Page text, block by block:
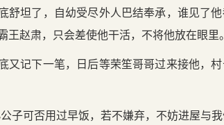
舒坦了，自幼受尽外人巴结奉承，谁见了
王赵肃，只会差使他干活，不将他放在眼里。
又记下一笔，日后等荣笙哥哥过来接他，
公子可否用过早饭，若不嫌弃，不妨进屋与